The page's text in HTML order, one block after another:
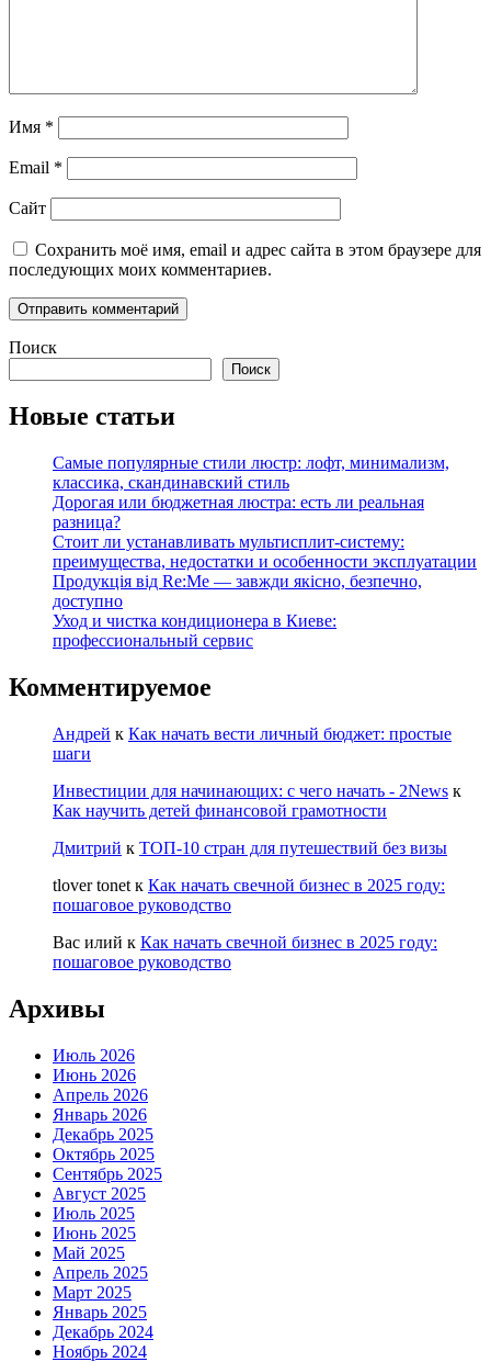
Имя *
Email *
Сайт
Сохранить моё имя, email и адрес сайта в этом браузере для
последующих моих комментариев.
Поиск
Поиск
Новые статьи
Самые популярные стили люстр: лофт, минимализм,
классика, скандинавский стиль
Дорогая или бюджетная люстра: есть ли реальная
разница?
Стоит ли устанавливать мультисплит-систему:
преимущества, недостатки и особенности эксплуатации
Продукція від Re:Me — завжди якісно, безпечно,
доступно
Уход и чистка кондиционера в Киеве:
профессиональный сервис
Комментируемое
Андрей к Как начать вести личный бюджет: простые
шаги
Инвестиции для начинающих: с чего начать - 2News к
Как научить детей финансовой грамотности
Дмитрий к ТОП-10 стран для путешествий без визы
tlover tonet к Как начать свечной бизнес в 2025 году:
пошаговое руководство
Вас илий к Как начать свечной бизнес в 2025 году:
пошаговое руководство
Архивы
Июль 2026
Июнь 2026
Апрель 2026
Январь 2026
Декабрь 2025
Октябрь 2025
Сентябрь 2025
Август 2025
Июль 2025
Июнь 2025
Май 2025
Апрель 2025
Март 2025
Январь 2025
Декабрь 2024
Ноябрь 2024